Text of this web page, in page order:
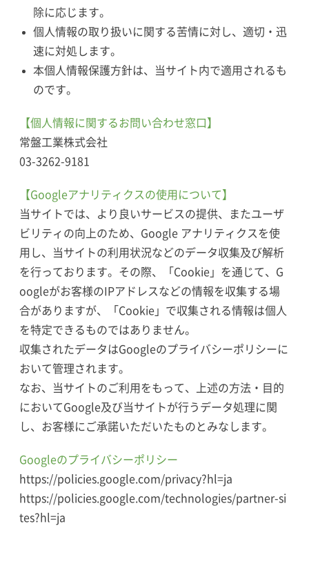
除に応じます。
個人情報の取り扱いに関する苦情に対し、適切・迅
速に対処します。
本個人情報保護方針は、当サイト内で適用されるも
のです。
【個人情報に関するお問い合わせ窓口】
常盤工業株式会社
03-3262-9181
【Googleアナリティクスの使用について】
当サイトでは、より良いサービスの提供、またユーザ
ビリティの向上のため、Google アナリティクスを使
用し、当サイトの利用状況などのデータ収集及び解析
を行っております。その際、「Cookie」を通じて、G
oogleがお客様のIPアドレスなどの情報を収集する場
合がありますが、「Cookie」で収集される情報は個人
を特定できるものではありません。
収集されたデータはGoogleのプライバシーポリシーに
おいて管理されます。
なお、当サイトのご利用をもって、上述の方法・目的
においてGoogle及び当サイトが行うデータ処理に関
し、お客様にご承諾いただいたものとみなします。
Googleのプライバシーポリシー
https://policies.google.com/privacy?hl=ja
https://policies.google.com/technologies/partner-si
tes?hl=ja